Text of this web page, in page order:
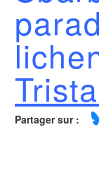
Partager sur :